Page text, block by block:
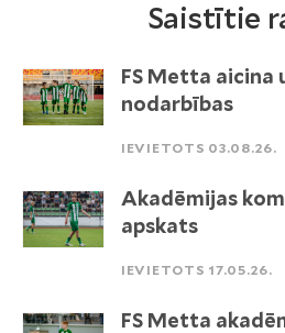
Saistītie
FS Metta
nodarbības
IEVIETOTS 03.08.26.
Akadēmijas
apskats
IEVIETOTS 17.05.26.
FS Metta